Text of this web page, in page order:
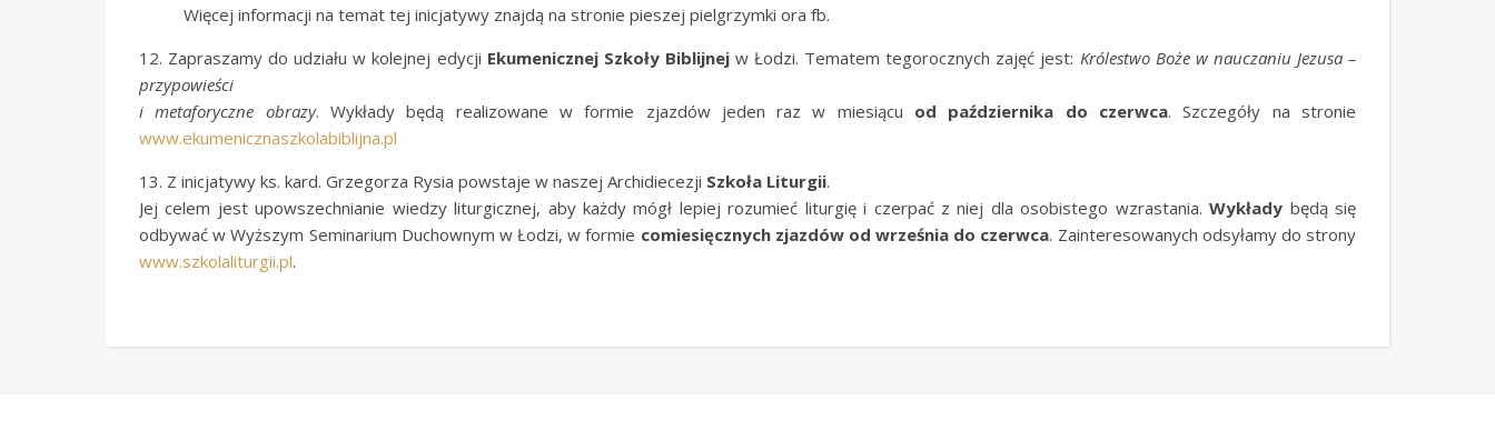
Więcej informacji na temat tej inicjatywy znajdą na stronie pieszej pielgrzymki ora fb.
12. Zapraszamy do udziału w kolejnej edycji Ekumenicznej Szkoły Biblijnejw Łodzi. Tematem tegorocznych zajęć jest: Królestwo Boże w nauczaniu Jezusa –
przypowieści
i metaforyczne obrazy. Wykłady będą realizowane w formie zjazdów jeden raz w miesiącu od października do czerwca. Szczegóły na stronie
www.ekumenicznaszkolabiblijna.pl
13. Z inicjatywy ks. kard. Grzegorza Rysia powstaje w naszej Archidiecezji Szkoła Liturgii.
Jej celem jest upowszechnianie wiedzy liturgicznej, aby każdy mógł lepiej rozumieć liturgię i czerpać z niej dla osobistego wzrastania.Wykłady będą się
odbywać w Wyższym Seminarium Duchownym w Łodzi, w formie comiesięcznych zjazdów od września do czerwca. Zainteresowanych odsyłamy do strony
www.szkolaliturgii.pl.